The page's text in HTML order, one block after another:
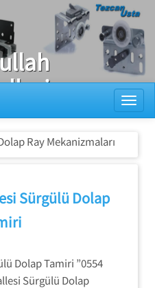
Dolap
Ray Mekanizmaları
Sürgülü Dolap
Dolap Tamiri ”0554
Sürgülü Dolap